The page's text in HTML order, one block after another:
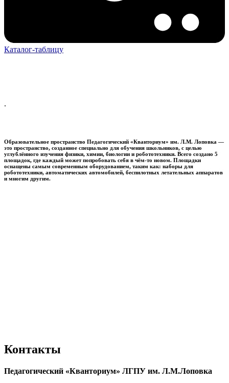
Каталог-таблицу
.
Образовательное пространство Педагогический «Кванториум» им. Л.М. Лоповка —
это пространство, созданное специально для обучения школьников, с целью
углублённого изучения физики, химии, биологии и робототехники. Всего создано 5
площадок, где каждый может попробовать себя в чём-то новом. Площадки
оснащены самым современным оборудованием, таким как: наборы для
робототехники, автоматических автомобилей, беспилотных летательных аппаратов
и многим другим.
Контакты
Педагогический «Кванториум» ЛГПУ им. Л.М.Лоповка